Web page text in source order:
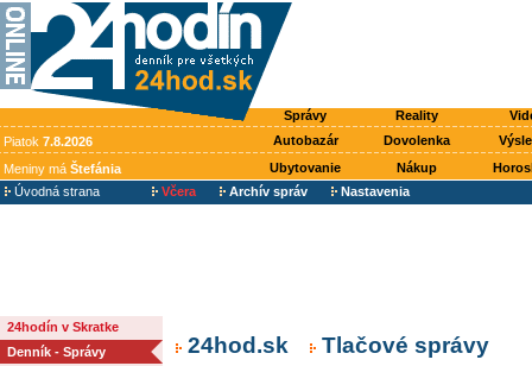
Správy Reality
Piatok 7.8.2026 Autobazár Dovolenka
Meniny má Štefánia Ubytovanie Nákup
Úvodná strana
Včera Archív správ Nastavenia
24hodín v Skratke
Denník - Správy
24hod.sk Tlačové správy